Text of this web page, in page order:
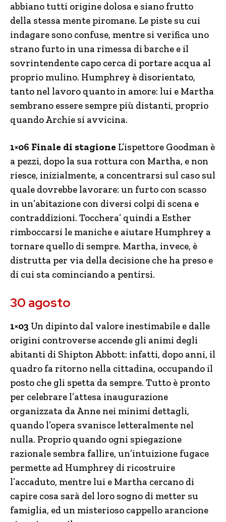
abbiano tutti origine dolosa e siano frutto
della stessa mente piromane. Le piste su cui
indagare sono confuse, mentre si verifica uno
strano furto in una rimessa di barche e il
sovrintendente capo cerca di portare acqua al
proprio mulino. Humphrey è disorientato,
tanto nel lavoro quanto in amore: lui e Martha
sembrano essere sempre più distanti, proprio
quando Archie si avvicina.
1×06 Finale di stagione L’ispettore Goodman è
a pezzi, dopo la sua rottura con Martha, e non
riesce, inizialmente, a concentrarsi sul caso sul
quale dovrebbe lavorare: un furto con scasso
in un’abitazione con diversi colpi di scena e
contraddizioni. Tocchera’ quindi a Esther
rimboccarsi le maniche e aiutare Humphrey a
tornare quello di sempre. Martha, invece, è
distrutta per via della decisione che ha preso e
di cui sta cominciando a pentirsi.
30 agosto
1×03 Un dipinto dal valore inestimabile e dalle
origini controverse accende gli animi degli
abitanti di Shipton Abbott: infatti, dopo anni, il
quadro fa ritorno nella cittadina, occupando il
posto che gli spetta da sempre. Tutto è pronto
per celebrare l’attesa inaugurazione
organizzata da Anne nei minimi dettagli,
quando l’opera svanisce letteralmente nel
nulla. Proprio quando ogni spiegazione
razionale sembra fallire, un’intuizione fugace
permette ad Humphrey di ricostruire
l’accaduto, mentre lui e Martha cercano di
capire cosa sarà del loro sogno di metter su
famiglia, ed un misterioso cappello arancione